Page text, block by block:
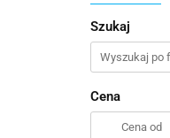
Szukaj
Cena